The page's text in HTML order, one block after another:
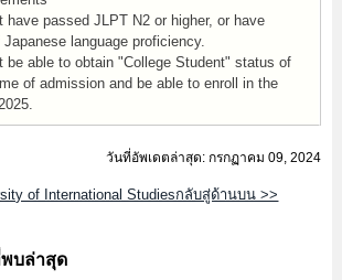
have passed JLPT N2 or higher, or have
language proficiency.
be able to obtain "College Student" status of
of admission and be able to enroll in the
วันที่อัพเดตล่าสุด: กรกฏาคม 09, 2024
of International Studiesกลับสู่ด้านบน >>
บล่าสุด